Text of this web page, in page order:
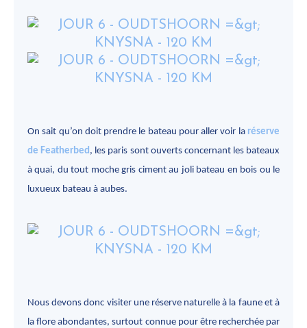
On sait qu’on doit prendre le bateau pour aller voir la réserve
de Featherbed, les paris sont ouverts concernant les bateaux
à quai, du tout moche gris ciment au joli bateau en bois ou le
luxueux bateau à aubes.
Nous devons donc visiter une réserve naturelle à la faune et à
la flore abondantes, surtout connue pour être recherchée par